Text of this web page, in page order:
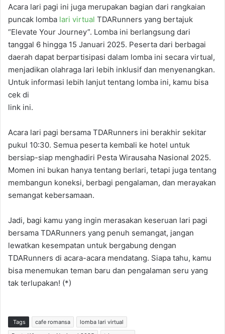
Acara lari pagi ini juga merupakan bagian dari rangkaian
puncak lomba lari virtual TDARunners yang bertajuk
“Elevate Your Journey”. Lomba ini berlangsung dari
tanggal 6 hingga 15 Januari 2025. Peserta dari berbagai
daerah dapat berpartisipasi dalam lomba ini secara virtual,
menjadikan olahraga lari lebih inklusif dan menyenangkan.
Untuk informasi lebih lanjut tentang lomba ini, kamu bisa
cek di
link ini.
Acara lari pagi bersama TDARunners ini berakhir sekitar
pukul 10:30. Semua peserta kembali ke hotel untuk
bersiap-siap menghadiri Pesta Wirausaha Nasional 2025.
Momen ini bukan hanya tentang berlari, tetapi juga tentang
membangun koneksi, berbagi pengalaman, dan merayakan
semangat kebersamaan.
Jadi, bagi kamu yang ingin merasakan keseruan lari pagi
bersama TDARunners yang penuh semangat, jangan
lewatkan kesempatan untuk bergabung dengan
TDARunners di acara-acara mendatang. Siapa tahu, kamu
bisa menemukan teman baru dan pengalaman seru yang
tak terlupakan! (*)
Tags cafe romansa
lomba lari virtual